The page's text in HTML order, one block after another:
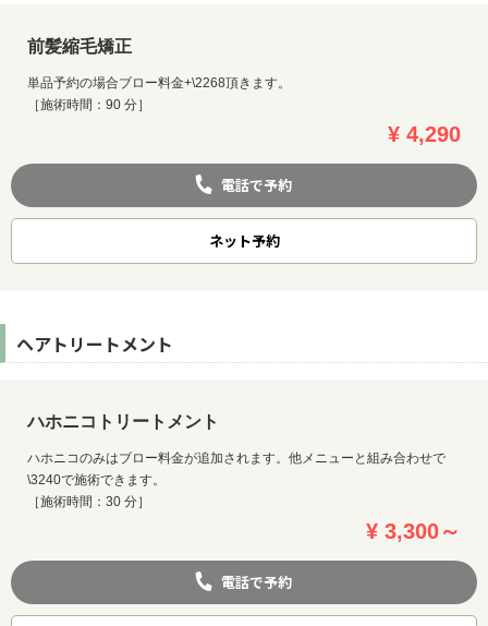
前髪縮毛矯正
単品予約の場合ブロー料金+\2268頂きます。
［施術時間：90 分］
¥ 4,290
電話で予約
ネット予約
ヘアトリートメント
ハホニコトリートメント
ハホニコのみはブロー料金が追加されます。他メニューと組み合わせで
\3240で施術できます。
［施術時間：30 分］
¥ 3,300～
電話で予約